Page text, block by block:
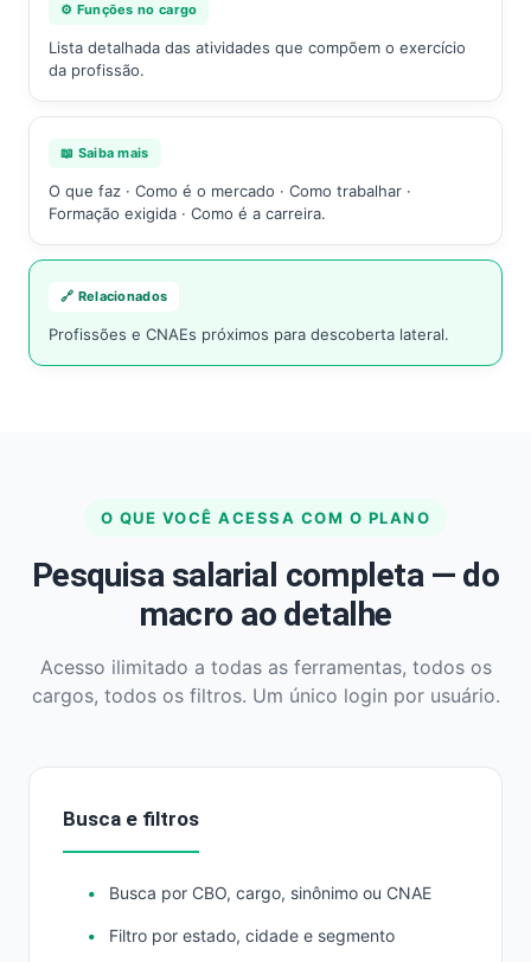
⚙️ Funções no cargo
Lista detalhada das atividades que compõem o exercício
da profissão.
📖 Saiba mais
O que faz · Como é o mercado · Como trabalhar ·
Formação exigida · Como é a carreira.
🔗 Relacionados
Profissões e CNAEs próximos para descoberta lateral.
O QUE VOCÊ ACESSA COM O PLANO
Pesquisa salarial completa — do
macro ao detalhe
Acesso ilimitado a todas as ferramentas, todos os
cargos, todos os filtros. Um único login por usuário.
Busca e filtros
Busca por CBO, cargo, sinônimo ou CNAE
Filtro por estado, cidade e segmento